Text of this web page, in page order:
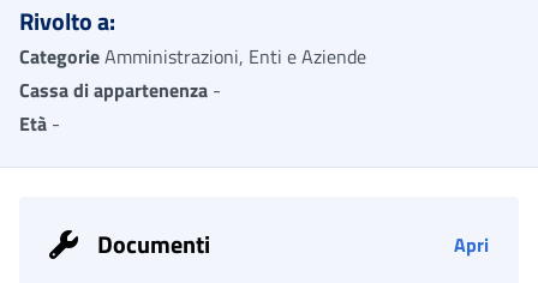
Rivolto a:
CategorieAmministrazioni, Enti e Aziende
Cassa di appartenenza -
Età -
Documenti Apri